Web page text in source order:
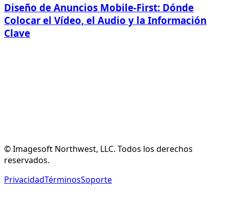
Diseño de Anuncios Mobile-First: Dónde
Colocar el Vídeo, el Audio y la Información
Clave
Crear Cuenta GratuitaVer Funciones
© Imagesoft Northwest, LLC. Todos los derechos
reservados.
PrivacidadTérminosSoporte